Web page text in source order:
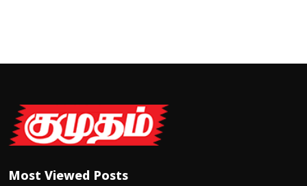
Most Viewed Posts